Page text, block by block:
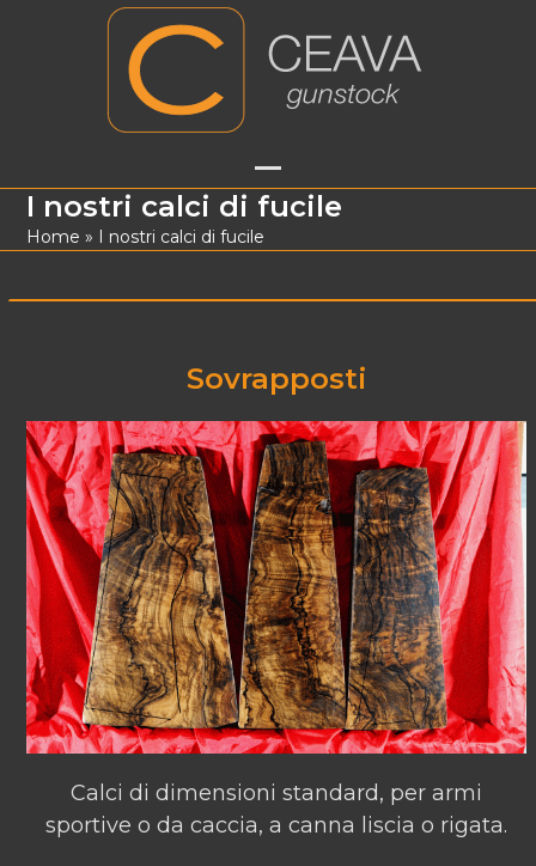
Open
mobile
Close
mobile
I nostri calci di fucile
Home » I nostri calci di fucile
Sovrapposti
Calci di dimensioni standard, per armi
sportive o da caccia, a canna liscia o rigata.